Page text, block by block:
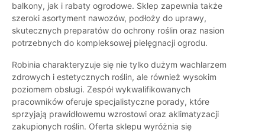
balkony, jak i rabaty ogrodowe. Sklep zapewnia także
szeroki asortyment nawozów, podłoży do uprawy,
skutecznych preparatów do ochrony roślin oraz nasion
potrzebnych do kompleksowej pielęgnacji ogrodu.
Robinia charakteryzuje się nie tylko dużym wachlarzem
zdrowych i estetycznych roślin, ale również wysokim
poziomem obsługi. Zespół wykwalifikowanych
pracowników oferuje specjalistyczne porady, które
sprzyjają prawidłowemu wzrostowi oraz aklimatyzacji
zakupionych roślin. Oferta sklepu wyróżnia się